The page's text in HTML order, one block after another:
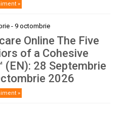
»
-9 octombrie
Online The Five
of a Cohesive
(EN): 28 Septembrie
2026
»